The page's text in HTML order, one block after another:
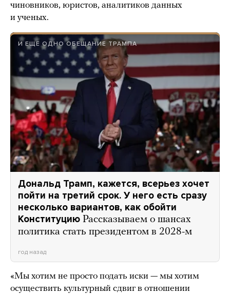
чиновников, юристов, аналитиков данных
и ученых.
И ЕЩЕ ОДНО ОБЕЩАНИЕ ТРАМПА
Дональд Трамп, кажется, всерьез хочет
пойти на третий срок. У него есть сразу
несколько вариантов, как обойти
Конституцию Рассказываем о шансах
политика стать президентом в 2028-м
год назад
«Мы хотим не просто подать иски — мы хотим
осуществить культурный сдвиг в отношении